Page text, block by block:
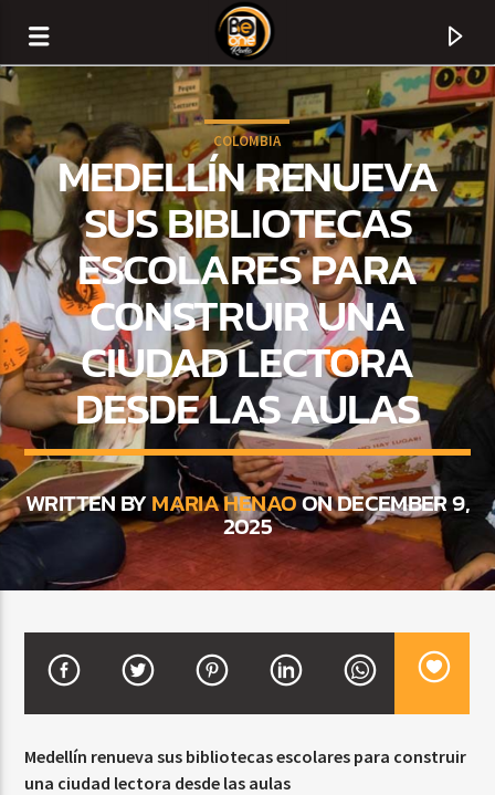
CURRENT TRACK
TITLE
ARTIST
CURRENT SHOW
2:00 AM 4:00 AM
Beone Radio
COLOMBIA
MEDELLÍN RENUEVA
SUS BIBLIOTECAS
ESCOLARES PARA
CONSTRUIR UNA
CIUDAD LECTORA
DESDE LAS AULAS
WRITTEN BYMARIA HENAOON DECEMBER 9,
2025
Medellín renueva sus bibliotecas escolares para construir
una ciudad lectora desde las aulas